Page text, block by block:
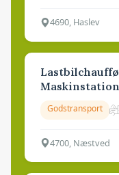
4690, Haslev
Maskinstation
Godstransport
4700, Næstved